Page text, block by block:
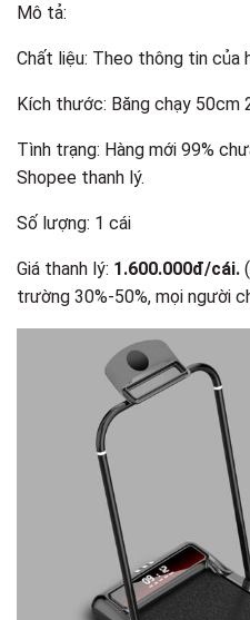
Mô tả:
Chất liệu: Theo thông tin của
Kích thước: Băng chạy 50cm
Tình trạng: Hàng mới 99%
Shopee thanh lý.
Số lượng: 1 cái
Giá thanh lý: 1.600.000đ/cái.
trường 30%-50%, mọi người